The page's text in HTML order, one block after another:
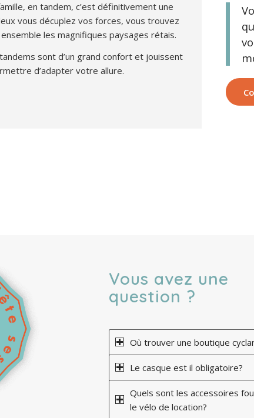
en tandem, c’est définitivement une
vous décuplez vos forces, vous trouvez
les magnifiques paysages rétais.
sont d’un grand confort et jouissent
d’adapter votre allure.
Vous avez une
question ?
Où trouver une boutique
Le casque est il obligatoire?
Quels sont les accessoires
le vélo de location?